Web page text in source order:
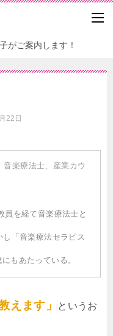
がご案内します！
22日
楽療法士、産業カウ
員を経て音楽療法士と
「音楽療法セラピス
もあたっている。
えます」
というお